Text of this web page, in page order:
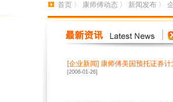
首页 〉 康师傅动态 〉 新闻发布 〉
[企业新闻] 康师傅美国预托证券
[2006-01-26]